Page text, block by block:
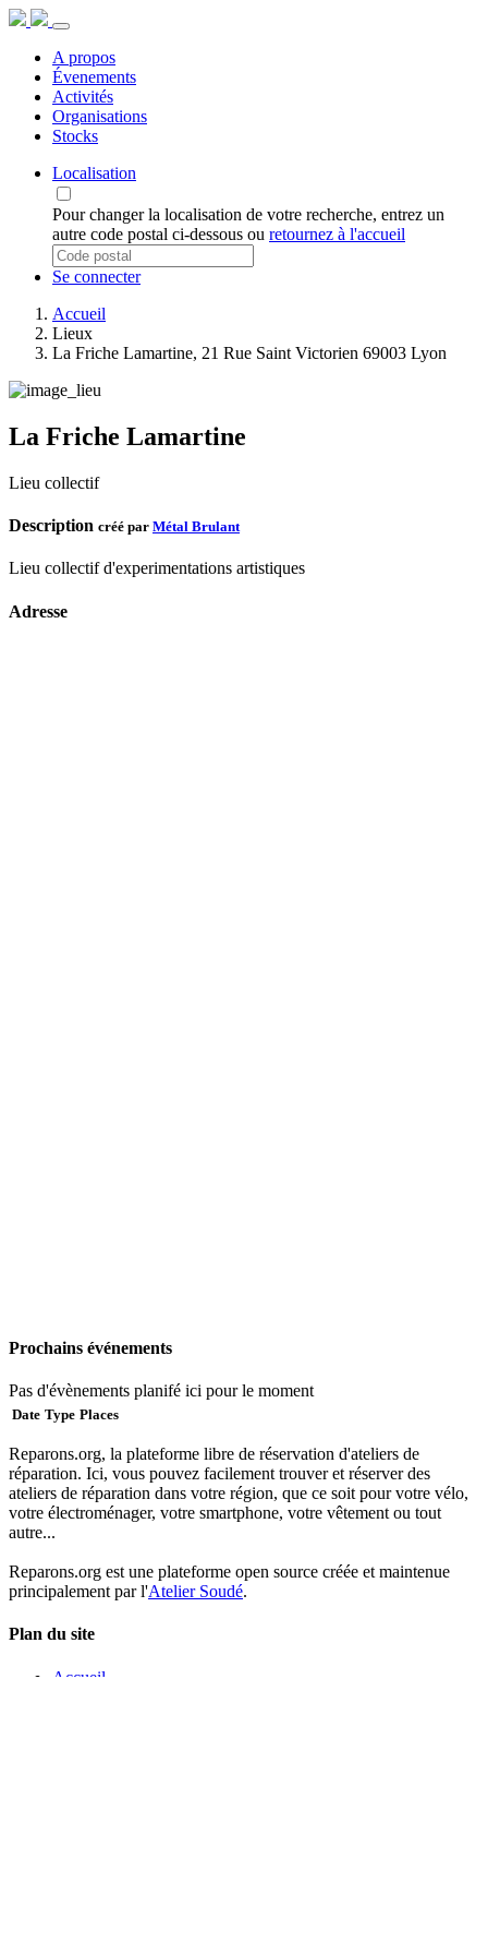
A propos
Évenements
Activités
Organisations
Stocks
Localisation
Pour changer la localisation de votre recherche, entrez un
autre code postal ci-dessous ou retournez à l'accueil
Se connecter
Accueil
Lieux
La Friche Lamartine, 21 Rue Saint Victorien 69003 Lyon
La Friche Lamartine
Lieu collectif
Description créé par Métal Brulant
Lieu collectif d'experimentations artistiques
Adresse
Prochains événements
Pas d'évènements planifé ici pour le moment
Date Type Places
Reparons.org, la plateforme libre de réservation d'ateliers de
réparation. Ici, vous pouvez facilement trouver et réserver des
ateliers de réparation dans votre région, que ce soit pour votre vélo,
votre électroménager, votre smartphone, votre vêtement ou tout
autre...
Reparons.org est une plateforme open source créée et maintenue
principalement par l'Atelier Soudé.
Plan du site
Accueil